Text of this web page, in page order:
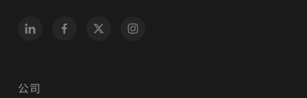
公司